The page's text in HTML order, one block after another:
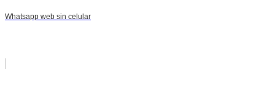
Whatsapp web sin celular